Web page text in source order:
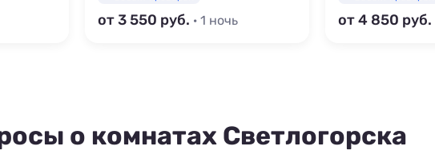
от 3 550 · 1 ночь от 4 850
о комнатах Светлогорска